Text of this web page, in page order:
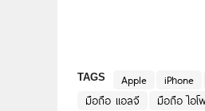
TAGS Apple iPhone
มือถือ แอลจี
มือถือ ไอโ